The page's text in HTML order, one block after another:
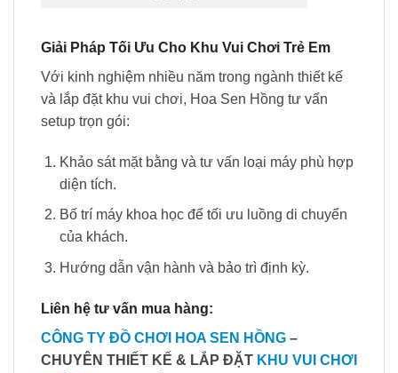
Giải Pháp Tối Ưu Cho Khu Vui Chơi Trẻ Em
Với kinh nghiệm nhiều năm trong ngành thiết kế
và lắp đặt khu vui chơi, Hoa Sen Hồng tư vấn
setup trọn gói:
Khảo sát mặt bằng và tư vấn loại máy phù hợp
diện tích.
Bố trí máy khoa học để tối ưu luồng di chuyển
của khách.
Hướng dẫn vận hành và bảo trì định kỳ.
Liên hệ tư vấn mua hàng:
CÔNG TY ĐỒ CHƠI HOA SEN HỒNG –
CHUYÊN THIẾT KẾ & LẮP ĐẶT KHU VUI CHƠI